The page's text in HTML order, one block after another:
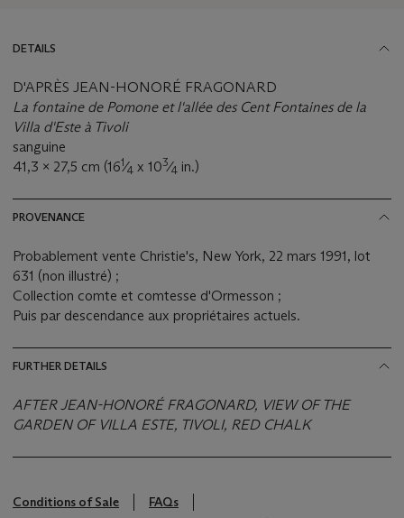
DETAILS
D'APRÈS JEAN-HONORÉ FRAGONARD
La fontaine de Pomone et l'allée des Cent Fontaines de la
Villa d'Este à Tivoli
sanguine
41,3 x 27,5 cm (161⁄4 x 103⁄4 in.)
PROVENANCE
Probablement vente Christie's, New York, 22 mars 1991, lot
631 (non illustré) ;
Collection comte et comtesse d'Ormesson ;
Puis par descendance aux propriétaires actuels.
FURTHER DETAILS
AFTER JEAN-HONORÉ FRAGONARD, VIEW OF THE
GARDEN OF VILLA ESTE, TIVOLI, RED CHALK
Conditions of Sale
FAQs